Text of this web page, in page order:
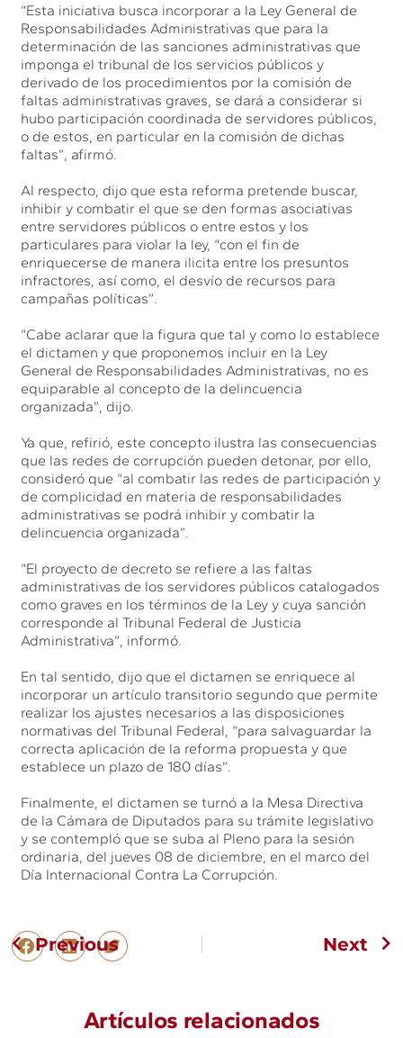
“Esta iniciativa busca incorporar a la Ley General de
Responsabilidades Administrativas que para la
determinación de las sanciones administrativas que
imponga el tribunal de los servicios públicos y
derivado de los procedimientos por la comisión de
faltas administrativas graves, se dará a considerar si
hubo participación coordinada de servidores públicos,
o de estos, en particular en la comisión de dichas
faltas”, afirmó.
Al respecto, dijo que esta reforma pretende buscar,
inhibir y combatir el que se den formas asociativas
entre servidores públicos o entre estos y los
particulares para violar la ley, “con el fin de
enriquecerse de manera ilicita entre los presuntos
infractores, así como, el desvío de recursos para
campañas políticas”.
“Cabe aclarar que la figura que tal y como lo establece
el dictamen y que proponemos incluir en la Ley
General de Responsabilidades Administrativas, no es
equiparable al concepto de la delincuencia
organizada”, dijo.
Ya que, refirió, este concepto ilustra las consecuencias
que las redes de corrupción pueden detonar, por ello,
consideró que “al combatir las redes de participación y
de complicidad en materia de responsabilidades
administrativas se podrá inhibir y combatir la
delincuencia organizada”.
“El proyecto de decreto se refiere a las faltas
administrativas de los servidores públicos catalogados
como graves en los términos de la Ley y cuya sanción
corresponde al Tribunal Federal de Justicia
Administrativa”, informó.
En tal sentido, dijo que el dictamen se enriquece al
incorporar un artículo transitorio segundo que permite
realizar los ajustes necesarios a las disposiciones
normativas del Tribunal Federal, “para salvaguardar la
correcta aplicación de la reforma propuesta y que
establece un plazo de 180 días”.
Finalmente, el dictamen se turnó a la Mesa Directiva
de la Cámara de Diputados para su trámite legislativo
y se contempló que se suba al Pleno para la sesión
ordinaria, del jueves 08 de diciembre, en el marco del
Día Internacional Contra La Corrupción.
Previous Next
Artículos relacionados